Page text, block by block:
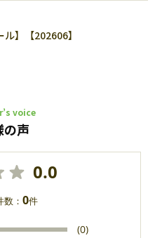
】【202606】
voice
の声
0.0
： 0件
(0)